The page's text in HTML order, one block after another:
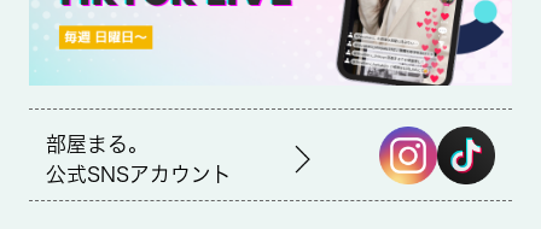
部屋まる。
公式SNSアカウント